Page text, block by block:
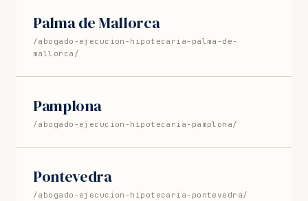
Palma de Mallorca
/abogado-ejecucion-hipotecaria-palma-de-
mallorca/
Pamplona
/abogado-ejecucion-hipotecaria-pamplona/
Pontevedra
/abogado-ejecucion-hipotecaria-pontevedra/